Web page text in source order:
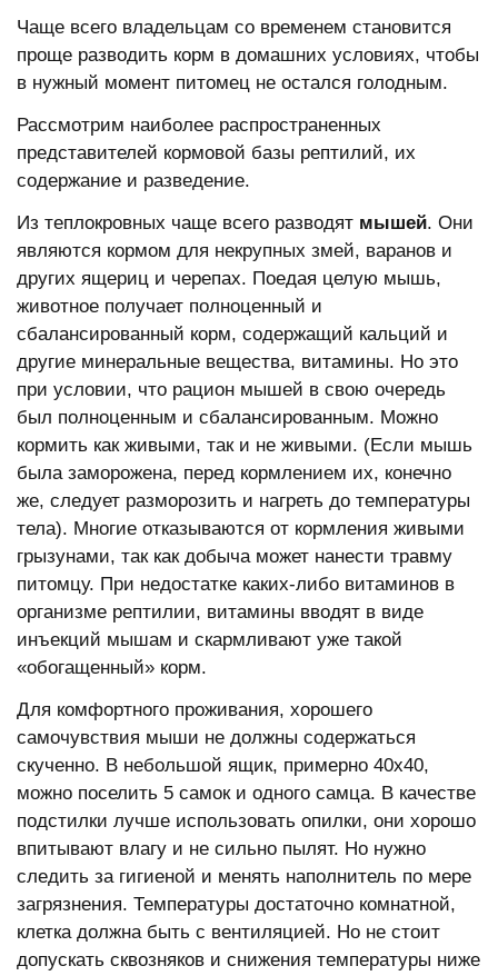
Чаще всего владельцам со временем становится
проще разводить корм в домашних условиях, чтобы
в нужный момент питомец не остался голодным.
Рассмотрим наиболее распространенных
представителей кормовой базы рептилий, их
содержание и разведение.
Из теплокровных чаще всего разводят мышей. Они
являются кормом для некрупных змей, варанов и
других ящериц и черепах. Поедая целую мышь,
животное получает полноценный и
сбалансированный корм, содержащий кальций и
другие минеральные вещества, витамины. Но это
при условии, что рацион мышей в свою очередь
был полноценным и сбалансированным. Можно
кормить как живыми, так и не живыми. (Если мышь
была заморожена, перед кормлением их, конечно
же, следует разморозить и нагреть до температуры
тела). Многие отказываются от кормления живыми
грызунами, так как добыча может нанести травму
питомцу. При недостатке каких-либо витаминов в
организме рептилии, витамины вводят в виде
инъекций мышам и скармливают уже такой
«обогащенный» корм.
Для комфортного проживания, хорошего
самочувствия мыши не должны содержаться
скученно. В небольшой ящик, примерно 40x40,
можно поселить 5 самок и одного самца. В качестве
подстилки лучше использовать опилки, они хорошо
впитывают влагу и не сильно пылят. Но нужно
следить за гигиеной и менять наполнитель по мере
загрязнения. Температуры достаточно комнатной,
клетка должна быть с вентиляцией. Но не стоит
допускать сквозняков и снижения температуры ниже